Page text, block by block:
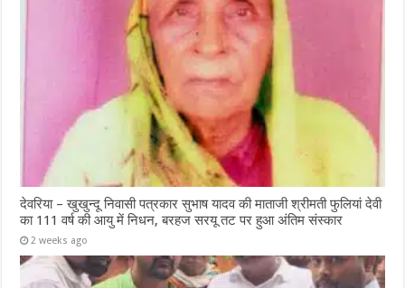
देवरिया – खुखुन्दू निवासी पत्रकार सुभाष यादव की माताजी श्रीमती फुलियां देवी
का 111 वर्ष की आयु में निधन, बरहज सरयू तट पर हुआ अंतिम संस्कार
2 weeks ago